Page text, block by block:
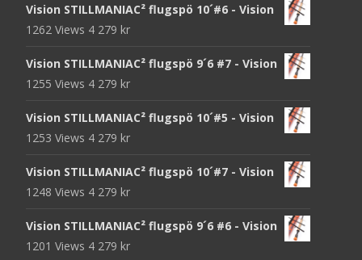
Vision STILLMANIAC² flugspö 10´#6 - Vision
1262 Views 4 279 kr
Vision STILLMANIAC² flugspö 9´6 #7 - Vision
1255 Views 4 279 kr
Vision STILLMANIAC² flugspö 10´#5 - Vision
1253 Views 4 279 kr
Vision STILLMANIAC² flugspö 10´#7 - Vision
1248 Views 4 279 kr
Vision STILLMANIAC² flugspö 9´6 #6 - Vision
1201 Views 4 279 kr